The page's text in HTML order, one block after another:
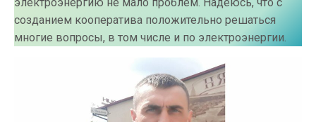
созданием кооператива положительно решаться
многие вопросы, в том числе и по электроэнергии.